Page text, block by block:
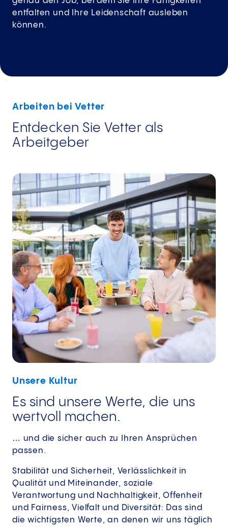
entfalten und Ihre Leidenschaft ausleben
können.
Arbeiten bei Vetter
Entdecken Sie Vetter als
Arbeitgeber
Unsere Kultur
Es sind unsere Werte, die uns
wertvoll machen.
… und die sicher auch zu Ihren Ansprüchen
passen.
Stabilität und Sicherheit, Verlässlichkeit in
Qualität und Miteinander, soziale
Verantwortung und Nachhaltigkeit, Offenheit
und Fairness, Vielfalt und Diversität: Das sind
die wichtigsten Werte, an denen wir uns täglich